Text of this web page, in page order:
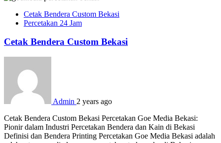
Cetak Bendera Custom Bekasi
Percetakan 24 Jam
Cetak Bendera Custom Bekasi
Admin 2 years ago
Cetak Bendera Custom Bekasi Percetakan Goe Media Bekasi:
Pionir dalam Industri Percetakan Bendera dan Kain di Bekasi
Definisi dan Bendera Printing Percetakan Goe Media Bekasi adalah